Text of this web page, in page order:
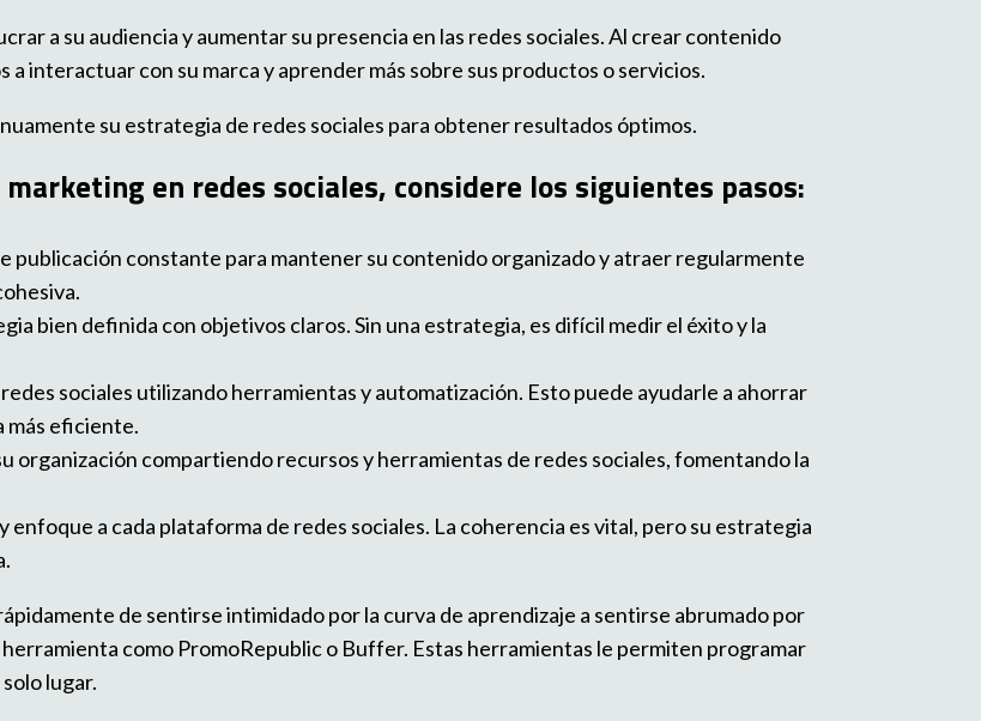
a su audiencia y aumentar su presencia en las redes sociales. Al crear contenido
interactuar con su marca y aprender más sobre sus productos o servicios.
su estrategia de redes sociales para obtener resultados óptimos.
en redes sociales, considere los siguientes pasos:
publicación constante para mantener su contenido organizado y atraer regularmente
bien definida con objetivos claros. Sin una estrategia, es difícil medir el éxito y la
sociales utilizando herramientas y automatización. Esto puede ayudarle a ahorrar
más eficiente.
organización compartiendo recursos y herramientas de redes sociales, fomentando la
a cada plataforma de redes sociales. La coherencia es vital, pero su estrategia
de sentirse intimidado por la curva de aprendizaje a sentirse abrumado por
como PromoRepublic o Buffer. Estas herramientas le permiten programar
lugar.